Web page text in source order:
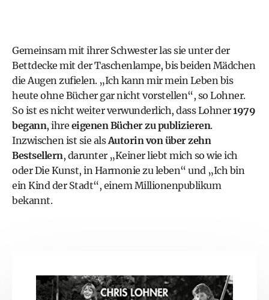
Gemeinsam mit ihrer Schwester las sie unter der
Bettdecke mit der Taschenlampe, bis beiden Mädchen
die Augen zufielen. „Ich kann mir mein Leben bis
heute ohne Bücher gar nicht vorstellen“, so Lohner.
So ist es nicht weiter verwunderlich, dass Lohner1979
begann, ihre eigenen Bücher zu publizieren.
Inzwischen ist sie alsAutorin von über zehn
Bestsellern, darunter „Keiner liebt mich so wie ich
oder Die Kunst, in Harmonie zu leben“ und „Ich bin
ein Kind der Stadt“, einem Millionenpublikum
bekannt.